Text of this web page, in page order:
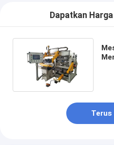
Dapatkan
Terus